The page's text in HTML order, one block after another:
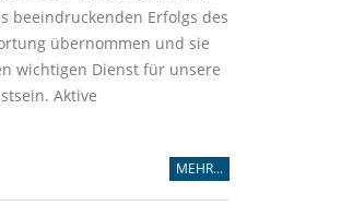
beeindruckenden Erfolgs des
übernommen und sie
wichtigen Dienst für unsere
Aktive
MEHR...